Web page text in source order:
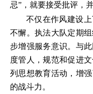
忌”，就要接受批评，
不仅在作风建设
不懈。执法大队定期
步增强服务意识。与
度管人，规范和促进
列思想教育活动，增
的战斗力。